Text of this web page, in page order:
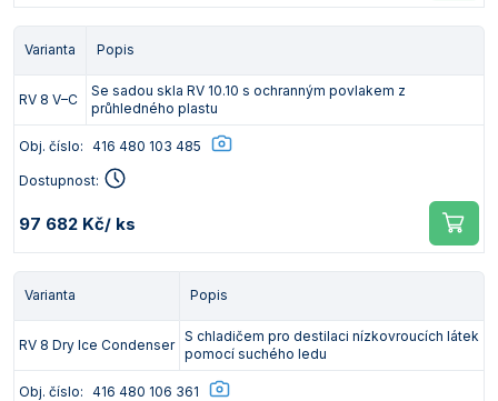
Varianta Popis
RV 8 V–C
Se sadou skla RV 10.10 s ochranným povlakem z
průhledného plastu
Obj. číslo: 416 480 103 485
Dostupnost:
97 682 Kč/ ks
Varianta Popis
RV 8 Dry Ice Condenser
S chladičem pro destilaci nízkovroucích látek
pomocí suchého ledu
Obj. číslo: 416 480 106 361